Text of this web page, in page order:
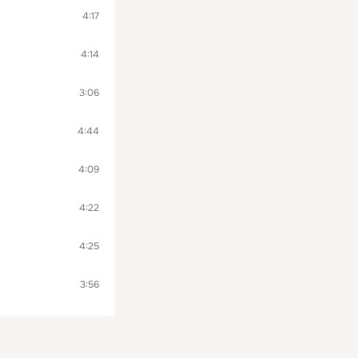
4:17
4:14
3:06
4:44
4:09
4:22
4:25
3:56